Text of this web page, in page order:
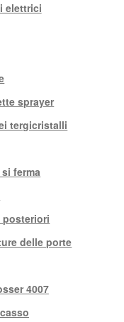
elettrici
sprayer
tergicristalli
ferma
posteriori
delle porte
4007